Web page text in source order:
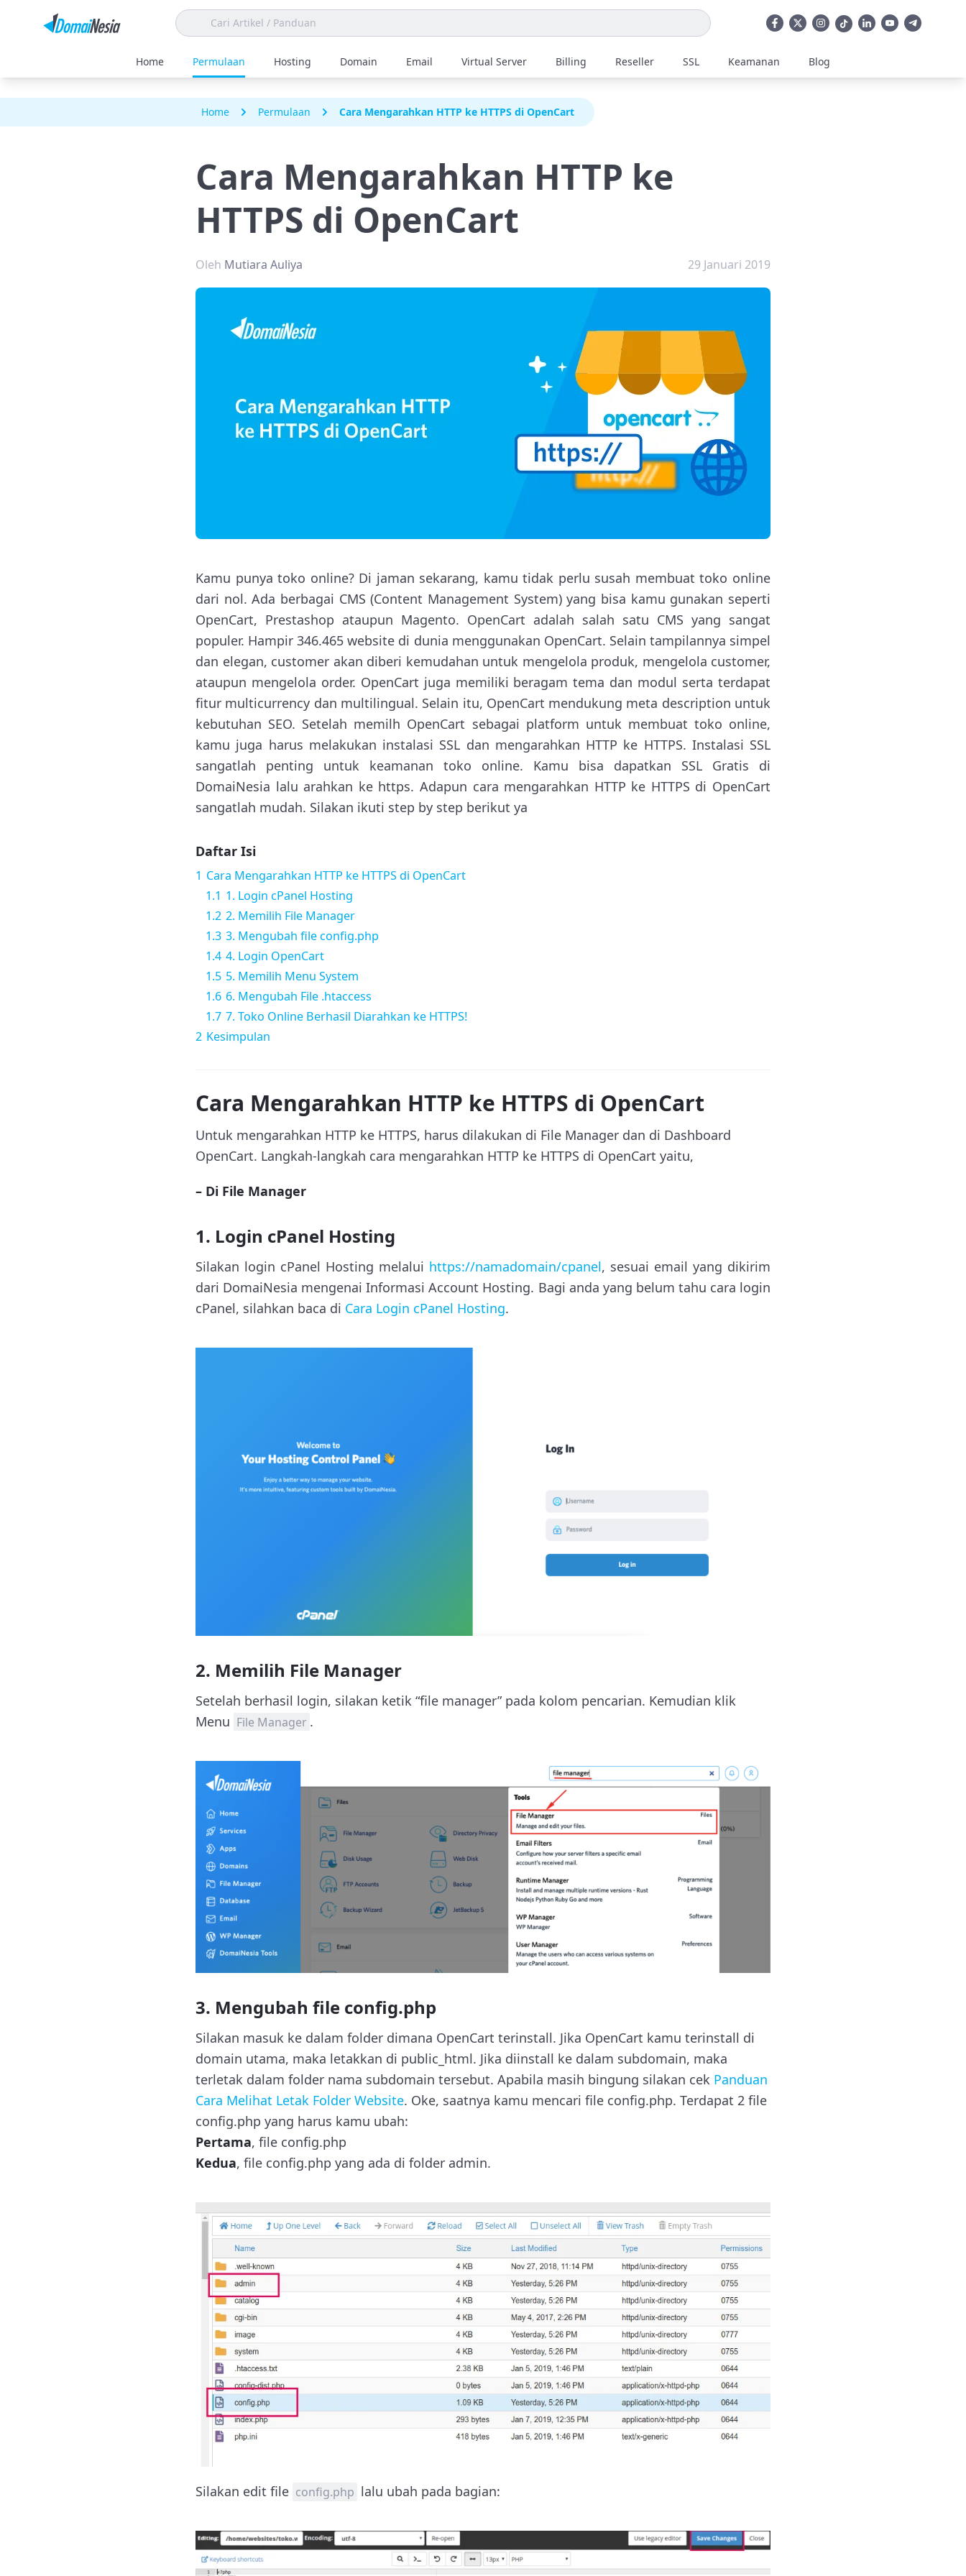
Home Permulaan Hosting Domain Email Virtual Server Billing Reseller SSL Keamanan Blog
Home Permulaan Cara Mengarahkan HTTP ke HTTPS di OpenCart
Cara Mengarahkan HTTP ke
HTTPS di OpenCart
Oleh Mutiara Auliya 29 Januari 2019
Kamu punya toko online? Di jaman sekarang, kamu tidak perlu susah membuat toko online
dari nol. Ada berbagai CMS (Content Management System) yang bisa kamu gunakan seperti
OpenCart, Prestashop ataupun Magento. OpenCart adalah salah satu CMS yang sangat
populer. Hampir 346.465 website di dunia menggunakan OpenCart. Selain tampilannya simpel
dan elegan, customer akan diberi kemudahan untuk mengelola produk, mengelola customer,
ataupun mengelola order. OpenCart juga memiliki beragam tema dan modul serta terdapat
fitur multicurrency dan multilingual. Selain itu, OpenCart mendukung meta description untuk
kebutuhan SEO. Setelah memilh OpenCart sebagai platform untuk membuat toko online,
kamu juga harus melakukan instalasi SSL dan mengarahkan HTTP ke HTTPS. Instalasi SSL
sangatlah penting untuk keamanan toko online. Kamu bisa dapatkan SSL Gratis di
DomaiNesia lalu arahkan ke https. Adapun cara mengarahkan HTTP ke HTTPS di OpenCart
sangatlah mudah. Silakan ikuti step by step berikut ya
Daftar Isi
1 Cara Mengarahkan HTTP ke HTTPS di OpenCart
1.1 1. Login cPanel Hosting
1.2 2. Memilih File Manager
1.3 3. Mengubah file config.php
1.4 4. Login OpenCart
1.5 5. Memilih Menu System
1.6 6. Mengubah File .htaccess
1.7 7. Toko Online Berhasil Diarahkan ke HTTPS!
2 Kesimpulan
Cara Mengarahkan HTTP ke HTTPS di OpenCart
Untuk mengarahkan HTTP ke HTTPS, harus dilakukan di File Manager dan di Dashboard
OpenCart. Langkah-langkah cara mengarahkan HTTP ke HTTPS di OpenCart yaitu,
– Di File Manager
1. Login cPanel Hosting
Silakan login cPanel Hosting melalui https://namadomain/cpanel, sesuai email yang dikirim
dari DomaiNesia mengenai Informasi Account Hosting. Bagi anda yang belum tahu cara login
cPanel, silahkan baca di Cara Login cPanel Hosting.
2. Memilih File Manager
Setelah berhasil login, silakan ketik “file manager” pada kolom pencarian. Kemudian klik
Menu File Manager .
3. Mengubah file config.php
Silakan masuk ke dalam folder dimana OpenCart terinstall. Jika OpenCart kamu terinstall di
domain utama, maka letakkan di public_html. Jika diinstall ke dalam subdomain, maka
terletak dalam folder nama subdomain tersebut. Apabila masih bingung silakan cek Panduan
Cara Melihat Letak Folder Website. Oke, saatnya kamu mencari file config.php. Terdapat 2 file
config.php yang harus kamu ubah:
Pertama, file config.php
Kedua, file config.php yang ada di folder admin.
Silakan edit file config.php lalu ubah pada bagian: